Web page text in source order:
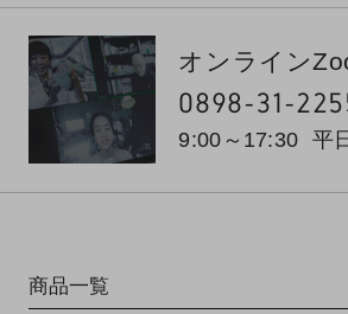
オンライン
0898-31-
9:00～17:30 平
商品一覧